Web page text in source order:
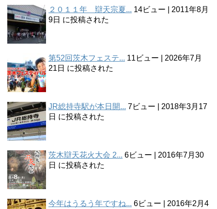
２０１１年 辯天宗夏... 14ビュー
2011年8月
9日 に投稿された
第52回茨木フェステ... 11ビュー
2026年7月
21日 に投稿された
JR総持寺駅が本日開... 7ビュー
2018年3月17
日 に投稿された
茨木辯天花火大会 2... 6ビュー
2016年7月30
日 に投稿された
今年はうるう年ですね... 6ビュー
2016年2月4